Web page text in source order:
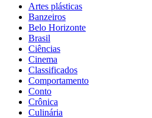
Artes plásticas
Banzeiros
Belo Horizonte
Brasil
Ciências
Cinema
Classificados
Comportamento
Conto
Crônica
Culinária